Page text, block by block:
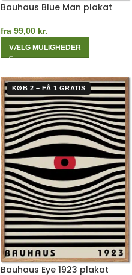
Bauhaus Blue Man plakat
fra 99,00 kr.
VÆLG MULIGHEDER
KØB 2 – FÅ 1 GRATIS
Bauhaus Eye 1923 plakat